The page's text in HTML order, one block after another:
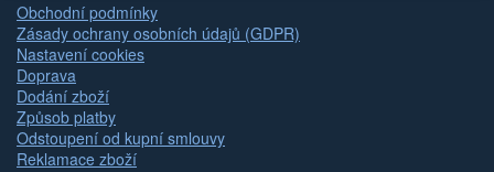
Obchodní podmínky
Zásady ochrany osobních údajů (GDPR)
Nastavení cookies
Doprava
Dodání zboží
Způsob platby
Odstoupení od kupní smlouvy
Reklamace zboží